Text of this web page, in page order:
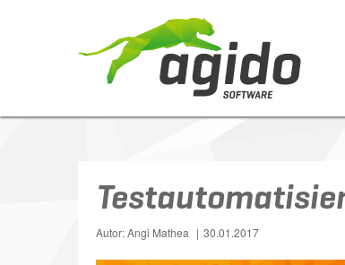
Autor: Angi Mathea 30.01.2017